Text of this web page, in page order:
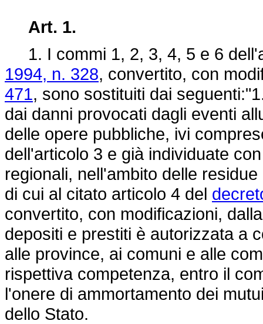
Art. 1.
1. I commi 1, 2, 3, 4, 5 e 6
1994, n. 328, convertito, con
471, sono sostituiti dai
dai danni provocati dagli eventi
delle opere pubbliche, ivi
dell'articolo 3 e già individuate
regionali, nell'ambito delle
di cui al citato articolo 4 del
convertito, con modificazioni,
depositi e prestiti è autorizzata a
alle province, ai comuni e alle
rispettiva competenza, entro il
l'onere di ammortamento dei
dello Stato.